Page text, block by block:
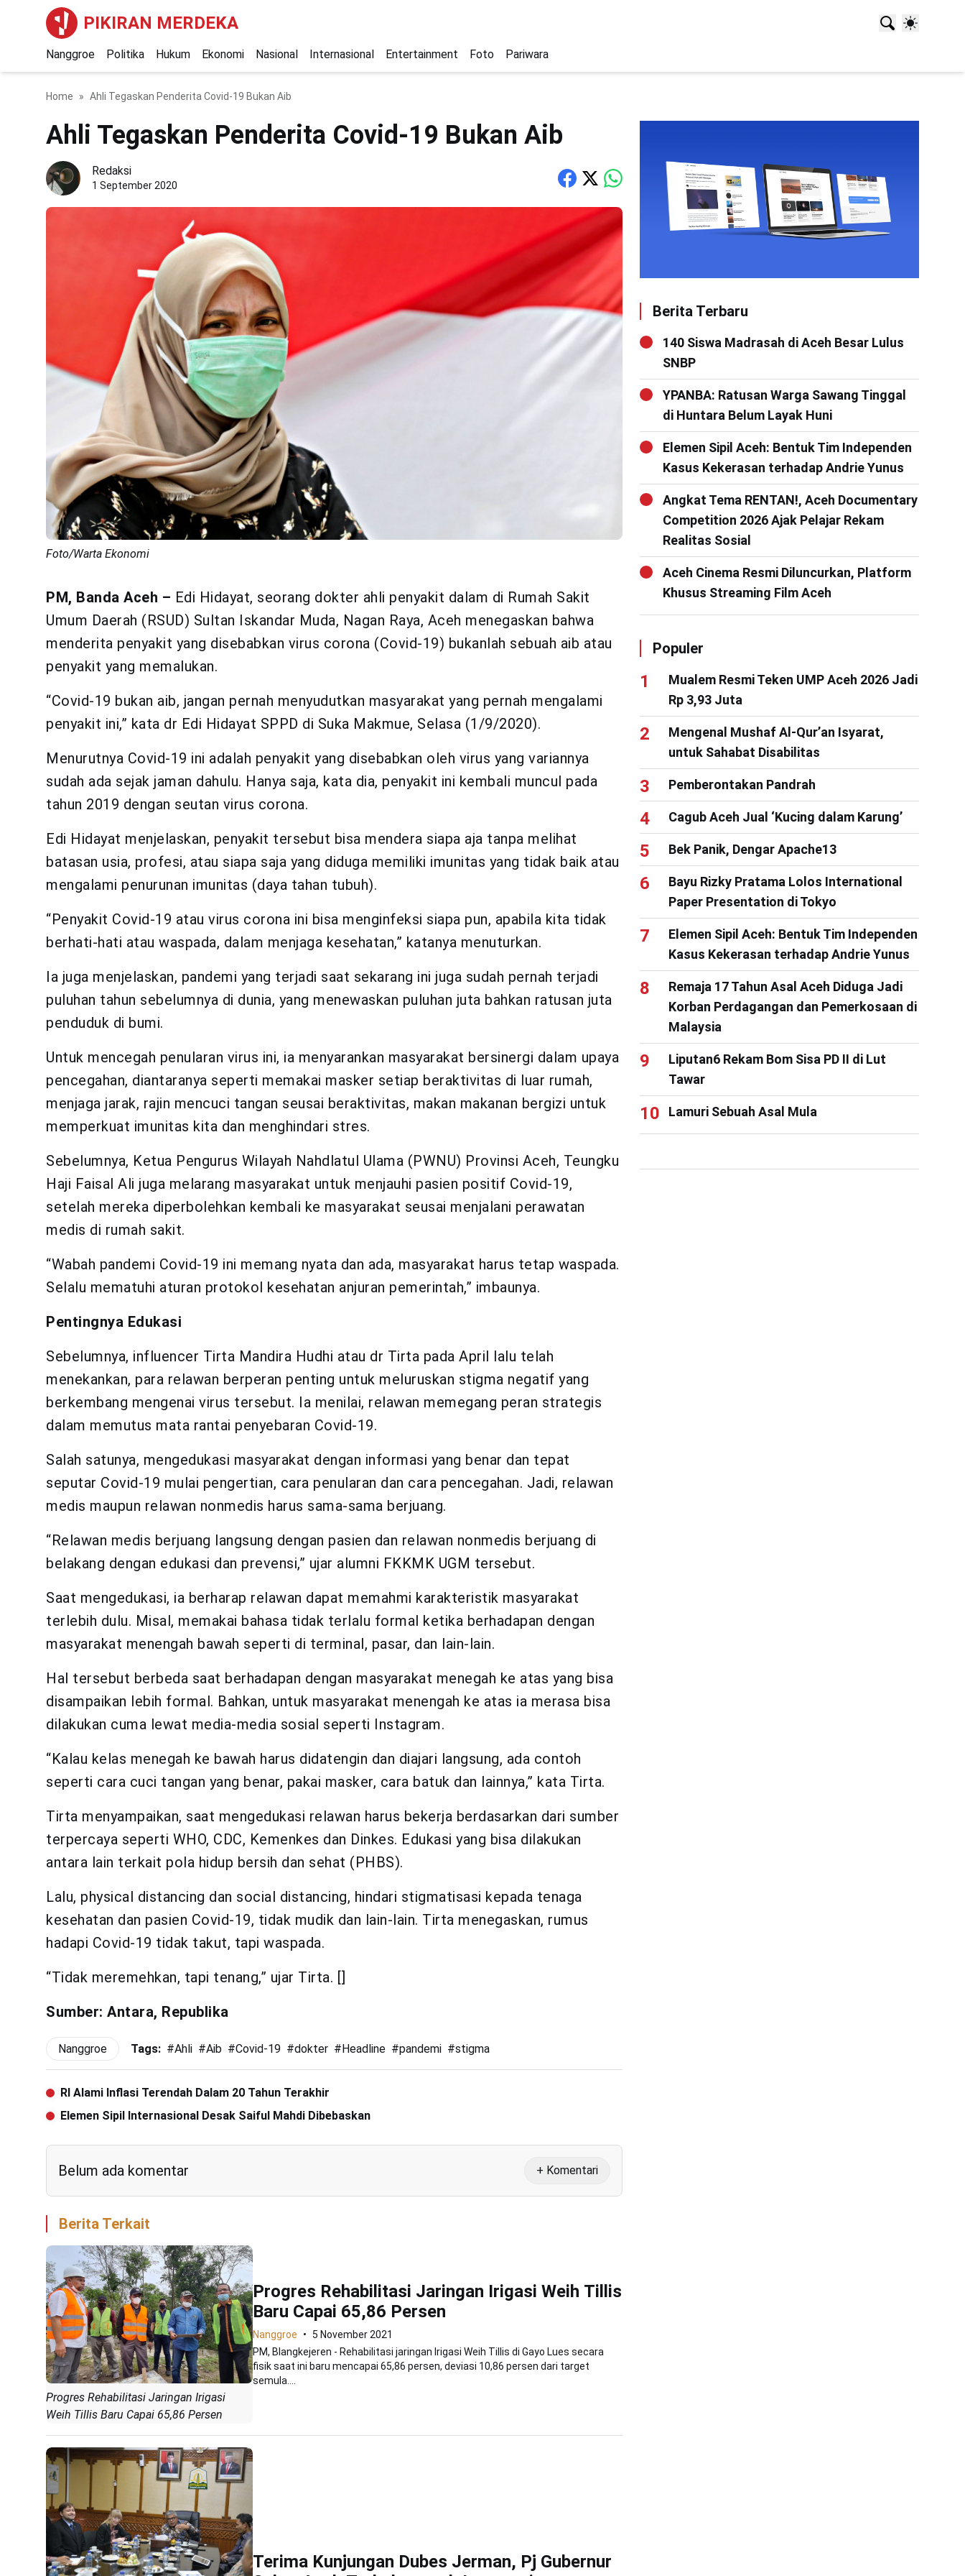
PIKIRAN MERDEKA
Nanggroe Politika Hukum Ekonomi Nasional Internasional Entertainment Foto Pariwara
Home Ahli Tegaskan Penderita Covid-19 Bukan Aib
Ahli Tegaskan Penderita Covid-19 Bukan Aib
Redaksi
1 September 2020
Foto/Warta Ekonomi
PM, Banda Aceh – Edi Hidayat, seorang dokter ahli penyakit dalam di Rumah Sakit
Umum Daerah (RSUD) Sultan Iskandar Muda, Nagan Raya, Aceh menegaskan bahwa
menderita penyakit yang disebabkan virus corona (Covid-19) bukanlah sebuah aib atau
penyakit yang memalukan.
“Covid-19 bukan aib, jangan pernah menyudutkan masyarakat yang pernah mengalami
penyakit ini,” kata dr Edi Hidayat SPPD di Suka Makmue, Selasa (1/9/2020).
Menurutnya Covid-19 ini adalah penyakit yang disebabkan oleh virus yang variannya
sudah ada sejak jaman dahulu. Hanya saja, kata dia, penyakit ini kembali muncul pada
tahun 2019 dengan seutan virus corona.
Edi Hidayat menjelaskan, penyakit tersebut bisa mendera siapa aja tanpa melihat
batasan usia, profesi, atau siapa saja yang diduga memiliki imunitas yang tidak baik atau
mengalami penurunan imunitas (daya tahan tubuh).
“Penyakit Covid-19 atau virus corona ini bisa menginfeksi siapa pun, apabila kita tidak
berhati-hati atau waspada, dalam menjaga kesehatan,” katanya menuturkan.
Ia juga menjelaskan, pandemi yang terjadi saat sekarang ini juga sudah pernah terjadi
puluhan tahun sebelumnya di dunia, yang menewaskan puluhan juta bahkan ratusan juta
penduduk di bumi.
Untuk mencegah penularan virus ini, ia menyarankan masyarakat bersinergi dalam upaya
pencegahan, diantaranya seperti memakai masker setiap beraktivitas di luar rumah,
menjaga jarak, rajin mencuci tangan seusai beraktivitas, makan makanan bergizi untuk
memperkuat imunitas kita dan menghindari stres.
Sebelumnya, Ketua Pengurus Wilayah Nahdlatul Ulama (PWNU) Provinsi Aceh, Teungku
Haji Faisal Ali juga melarang masyarakat untuk menjauhi pasien positif Covid-19,
setelah mereka diperbolehkan kembali ke masyarakat seusai menjalani perawatan
medis di rumah sakit.
“Wabah pandemi Covid-19 ini memang nyata dan ada, masyarakat harus tetap waspada.
Selalu mematuhi aturan protokol kesehatan anjuran pemerintah,” imbaunya.
Pentingnya Edukasi
Sebelumnya, influencer Tirta Mandira Hudhi atau dr Tirta pada April lalu telah
menekankan, para relawan berperan penting untuk meluruskan stigma negatif yang
berkembang mengenai virus tersebut. Ia menilai, relawan memegang peran strategis
dalam memutus mata rantai penyebaran Covid-19.
Salah satunya, mengedukasi masyarakat dengan informasi yang benar dan tepat
seputar Covid-19 mulai pengertian, cara penularan dan cara pencegahan. Jadi, relawan
medis maupun relawan nonmedis harus sama-sama berjuang.
“Relawan medis berjuang langsung dengan pasien dan relawan nonmedis berjuang di
belakang dengan edukasi dan prevensi,” ujar alumni FKKMK UGM tersebut.
Saat mengedukasi, ia berharap relawan dapat memahmi karakteristik masyarakat
terlebih dulu. Misal, memakai bahasa tidak terlalu formal ketika berhadapan dengan
masyarakat menengah bawah seperti di terminal, pasar, dan lain-lain.
Hal tersebut berbeda saat berhadapan dengan masyarakat menegah ke atas yang bisa
disampaikan lebih formal. Bahkan, untuk masyarakat menengah ke atas ia merasa bisa
dilakukan cuma lewat media-media sosial seperti Instagram.
“Kalau kelas menegah ke bawah harus didatengin dan diajari langsung, ada contoh
seperti cara cuci tangan yang benar, pakai masker, cara batuk dan lainnya,” kata Tirta.
Tirta menyampaikan, saat mengedukasi relawan harus bekerja berdasarkan dari sumber
terpercaya seperti WHO, CDC, Kemenkes dan Dinkes. Edukasi yang bisa dilakukan
antara lain terkait pola hidup bersih dan sehat (PHBS).
Lalu, physical distancing dan social distancing, hindari stigmatisasi kepada tenaga
kesehatan dan pasien Covid-19, tidak mudik dan lain-lain. Tirta menegaskan, rumus
hadapi Covid-19 tidak takut, tapi waspada.
“Tidak meremehkan, tapi tenang,” ujar Tirta. []
Sumber: Antara, Republika
Nanggroe Tags: #Ahli #Aib #Covid-19 #dokter #Headline #pandemi #stigma
RI Alami Inflasi Terendah Dalam 20 Tahun Terakhir
Elemen Sipil Internasional Desak Saiful Mahdi Dibebaskan
Belum ada komentar + Komentari
Berita Terkait
Progres Rehabilitasi Jaringan Irigasi
Weih Tillis Baru Capai 65,86 Persen
Progres Rehabilitasi Jaringan Irigasi Weih Tillis
Baru Capai 65,86 Persen
Nanggroe
5 November 2021
PM, Blangkejeren - Rehabilitasi jaringan Irigasi Weih Tillis di Gayo Lues secara
fisik saat ini baru mencapai 65,86 persen, deviasi 10,86 persen dari target
semula....
Terima Kunjungan Dubes Jerman, Pj Gubernur
Berita Terbaru
140 Siswa Madrasah di Aceh Besar Lulus
SNBP
YPANBA: Ratusan Warga Sawang Tinggal
di Huntara Belum Layak Huni
Elemen Sipil Aceh: Bentuk Tim Independen
Kasus Kekerasan terhadap Andrie Yunus
Angkat Tema RENTAN!, Aceh Documentary
Competition 2026 Ajak Pelajar Rekam
Realitas Sosial
Aceh Cinema Resmi Diluncurkan, Platform
Khusus Streaming Film Aceh
Populer
Mualem Resmi Teken UMP Aceh 2026 Jadi
Rp 3,93 Juta
Mengenal Mushaf Al-Qur’an Isyarat,
untuk Sahabat Disabilitas
Pemberontakan Pandrah
Cagub Aceh Jual ‘Kucing dalam Karung’
Bek Panik, Dengar Apache13
Bayu Rizky Pratama Lolos International
Paper Presentation di Tokyo
Elemen Sipil Aceh: Bentuk Tim Independen
Kasus Kekerasan terhadap Andrie Yunus
Remaja 17 Tahun Asal Aceh Diduga Jadi
Korban Perdagangan dan Pemerkosaan di
Malaysia
Liputan6 Rekam Bom Sisa PD II di Lut
Tawar
Lamuri Sebuah Asal Mula